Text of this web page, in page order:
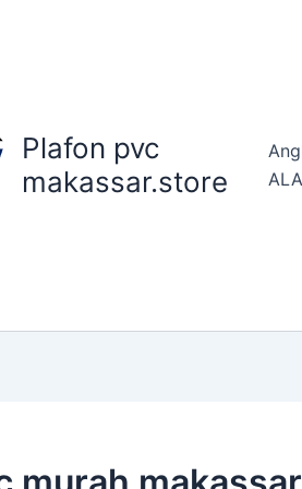
Plafon pvc
makassar.store